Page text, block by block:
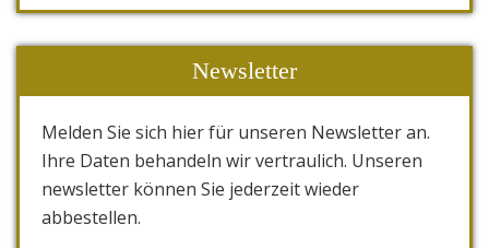
Newsletter
Melden Sie sich hier für unseren Newsletter an.
Ihre Daten behandeln wir vertraulich. Unseren
newsletter können Sie jederzeit wieder
abbestellen.